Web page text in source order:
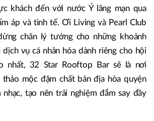
khách đến với nước Ý lãng mạn qua
áp và tinh tế. Ơi Living và Pearl Club
chân lý tưởng cho những khoảnh
dịch vụ cá nhân hóa dành riêng cho hội
nhất, 32 Star Rooftop Bar sẽ là nơi
mộc đậm chất bản địa hòa quyện
nhạc, tạo nên trải nghiệm đắm say đầy